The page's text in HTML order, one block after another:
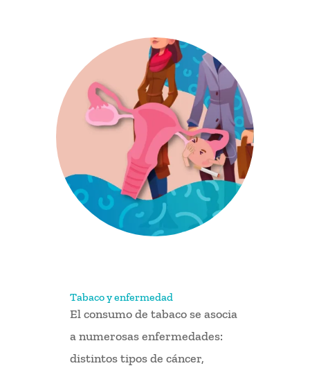
Tabaco y enfermedad
El consumo de tabaco se asocia
a numerosas enfermedades:
distintos tipos de cáncer,